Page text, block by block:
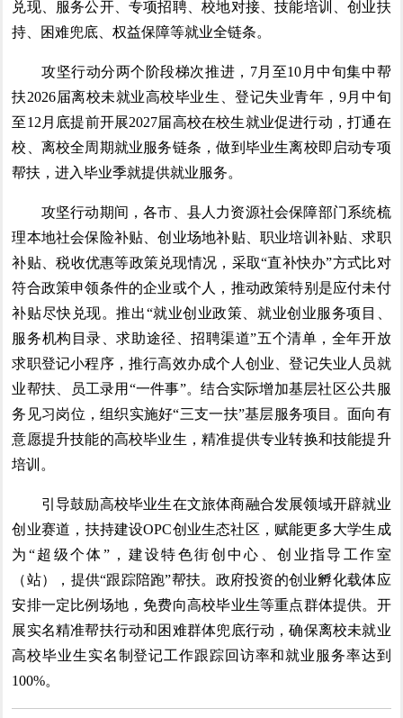
兑现、服务公开、专项招聘、校地对接、技能培训、创业扶
持、困难兜底、权益保障等就业全链条。
攻坚行动分两个阶段梯次推进，7月至10月中旬集中帮
扶2026届离校未就业高校毕业生、登记失业青年，9月中旬
至12月底提前开展2027届高校在校生就业促进行动，打通在
校、离校全周期就业服务链条，做到毕业生离校即启动专项
帮扶，进入毕业季就提供就业服务。
攻坚行动期间，各市、县人力资源社会保障部门系统梳
理本地社会保险补贴、创业场地补贴、职业培训补贴、求职
补贴、税收优惠等政策兑现情况，采取“直补快办”方式比对
符合政策申领条件的企业或个人，推动政策特别是应付未付
补贴尽快兑现。推出“就业创业政策、就业创业服务项目、
服务机构目录、求助途径、招聘渠道”五个清单，全年开放
求职登记小程序，推行高效办成个人创业、登记失业人员就
业帮扶、员工录用“一件事”。结合实际增加基层社区公共服
务见习岗位，组织实施好“三支一扶”基层服务项目。面向有
意愿提升技能的高校毕业生，精准提供专业转换和技能提升
培训。
引导鼓励高校毕业生在文旅体商融合发展领域开辟就业
创业赛道，扶持建设OPC创业生态社区，赋能更多大学生成
为“超级个体”，建设特色街创中心、创业指导工作室
（站），提供“跟踪陪跑”帮扶。政府投资的创业孵化载体应
安排一定比例场地，免费向高校毕业生等重点群体提供。开
展实名精准帮扶行动和困难群体兜底行动，确保离校未就业
高校毕业生实名制登记工作跟踪回访率和就业服务率达到
100%。